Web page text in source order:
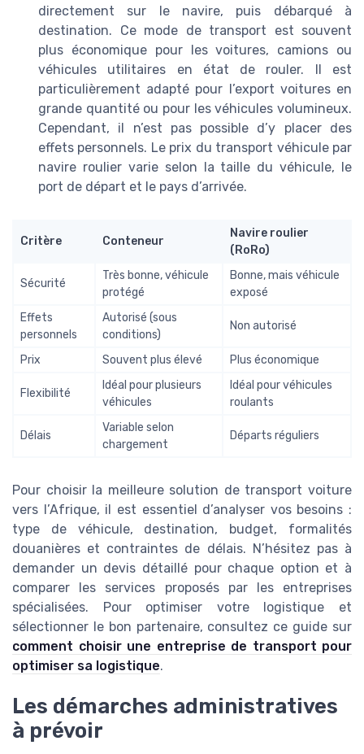
directement sur le navire, puis débarqué à
destination. Ce mode de transport est souvent
plus économique pour les voitures, camions ou
véhicules utilitaires en état de rouler. Il est
particulièrement adapté pour l’export voitures en
grande quantité ou pour les véhicules volumineux.
Cependant, il n’est pas possible d’y placer des
effets personnels. Le prix du transport véhicule par
navire roulier varie selon la taille du véhicule, le
port de départ et le pays d’arrivée.
Critère Conteneur
Navire roulier
(RoRo)
Sécurité
Très bonne, véhicule
protégé
Bonne, mais véhicule
exposé
Effets
personnels
Autorisé (sous
conditions)
Non autorisé
Prix Souvent plus élevé Plus économique
Flexibilité
Idéal pour plusieurs
véhicules
Idéal pour véhicules
roulants
Délais
Variable selon
chargement
Départs réguliers
Pour choisir la meilleure solution de transport voiture
vers l’Afrique, il est essentiel d’analyser vos besoins :
type de véhicule, destination, budget, formalités
douanières et contraintes de délais. N’hésitez pas à
demander un devis détaillé pour chaque option et à
comparer les services proposés par les entreprises
spécialisées. Pour optimiser votre logistique et
sélectionner le bon partenaire, consultez ce guide sur
comment choisir une entreprise de transport pour
optimiser sa logistique.
Les démarches administratives
à prévoir